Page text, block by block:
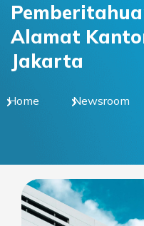
Alamat
Jakarta
Home Newsroom